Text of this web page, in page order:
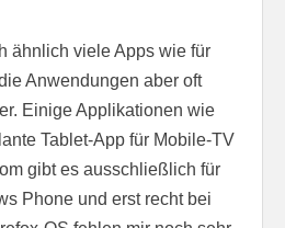
ähnlich viele Apps wie für
Anwendungen aber oft
Einige Applikationen wie
Tablet-App für Mobile-TV
gibt es ausschließlich für
Phone und erst recht bei